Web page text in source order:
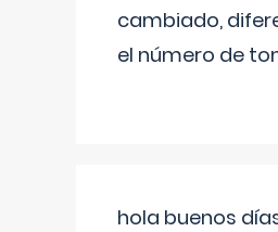
cambiado,
el número de
hola buenos